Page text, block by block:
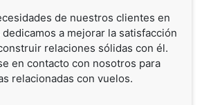
de nuestros clientes en
a mejorar la satisfacción
relaciones sólidas con él.
en contacto con nosotros para
relacionadas con vuelos.